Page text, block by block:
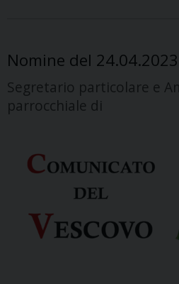
Nomine del 24.04.2023
Segretario particolare e
parrocchiale di